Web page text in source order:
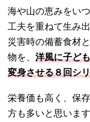
海や山の恵みをい
工夫を重ねて生み
災害時の備蓄食材
物を、 洋風に子ど
変身させる８回シ
栄養価も高く、保
方も多いと思います